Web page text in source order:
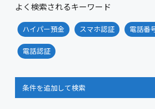
よく検索されるキーワード
ハイパー預金 スマホ認証 電話番
電話認証
条件を追加して検索